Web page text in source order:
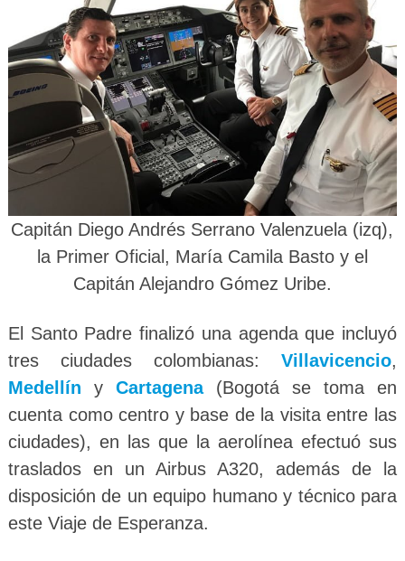
Capitán Diego Andrés Serrano Valenzuela (izq),
la Primer Oficial, María Camila Basto y el
Capitán Alejandro Gómez Uribe.
El Santo Padre finalizó una agenda que incluyó
tres ciudades colombianas:Villavicencio,
Medellín y Cartagena
(Bogotá se toma en
cuenta como centro y base de la visita entre las
ciudades), en las que la aerolínea efectuó sus
traslados en un Airbus A320, además de la
disposición de un equipo humano y técnico para
este Viaje de Esperanza.